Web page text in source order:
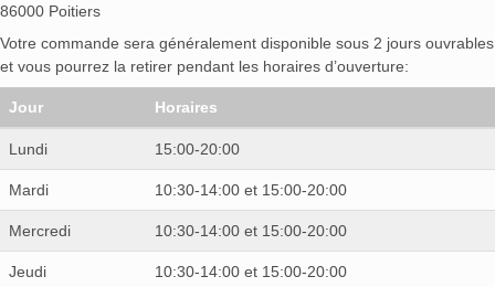
86000 Poitiers
Votre commande sera généralement disponible sous 2 jours ouvrables
et vous pourrez la retirer pendant les horaires d’ouverture:
Jour Horaires
Lundi 15:00-20:00
Mardi 10:30-14:00 et 15:00-20:00
Mercredi 10:30-14:00 et 15:00-20:00
Jeudi 10:30-14:00 et 15:00-20:00